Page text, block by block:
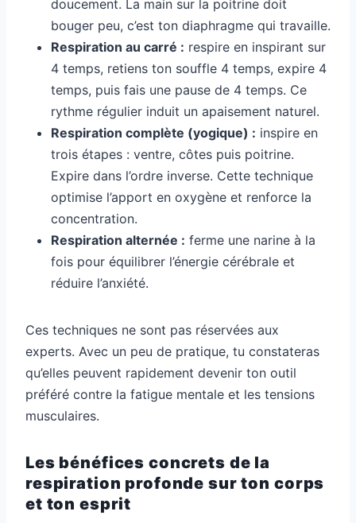
doucement. La main sur la poitrine doit
bouger peu, c’est ton diaphragme qui travaille.
Respiration au carré : respire en inspirant sur
4 temps, retiens ton souffle 4 temps, expire 4
temps, puis fais une pause de 4 temps. Ce
rythme régulier induit un apaisement naturel.
Respiration complète (yogique) : inspire en
trois étapes : ventre, côtes puis poitrine.
Expire dans l’ordre inverse. Cette technique
optimise l’apport en oxygène et renforce la
concentration.
Respiration alternée : ferme une narine à la
fois pour équilibrer l’énergie cérébrale et
réduire l’anxiété.
Ces techniques ne sont pas réservées aux
experts. Avec un peu de pratique, tu constateras
qu’elles peuvent rapidement devenir ton outil
préféré contre la fatigue mentale et les tensions
musculaires.
Les bénéfices concrets de la
respiration profonde sur ton corps
et ton esprit